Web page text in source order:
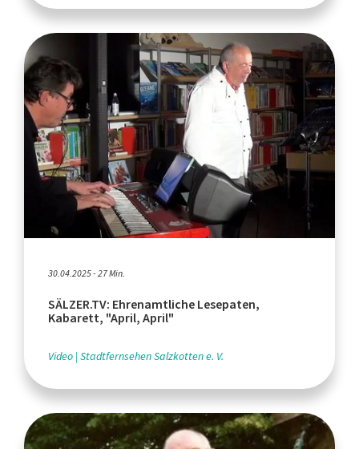
30.04.2025 - 27 Min.
SÄLZER.TV: Ehrenamtliche Lesepaten,
Kabarett, "April, April"
Video Stadtfernsehen Salzkotten e. V.